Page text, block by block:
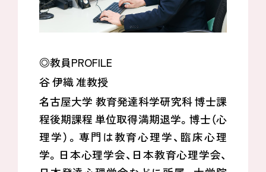
◎教員PROFILE
谷 伊織 准教授
名古屋大学 教育発達科学研究科 博士課
程後期課程 単位取得満期退学。博士（心
理学）。専門は教育心理学、臨床心理
学。日本心理学会、日本教育心理学会、